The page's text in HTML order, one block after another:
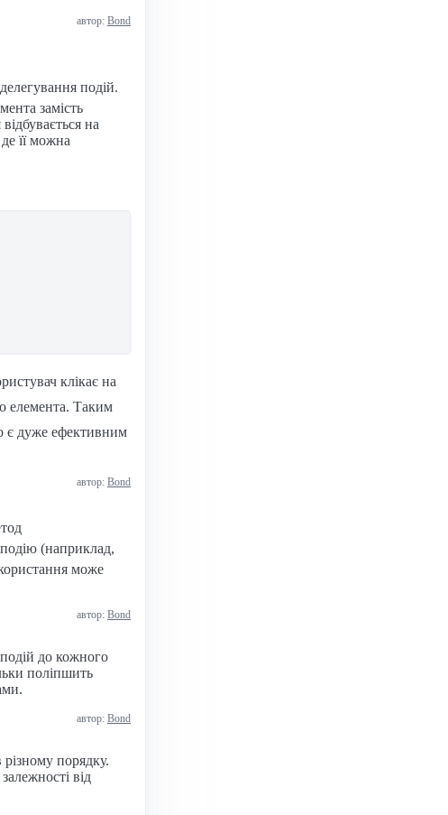
автор: Bond
подій.
замість
на
її можна
клікає на
елемента. Таким
є дуже ефективним
автор: Bond
(наприклад,
може
автор: Bond
до кожного
поліпшить
автор: Bond
різному порядку.
від